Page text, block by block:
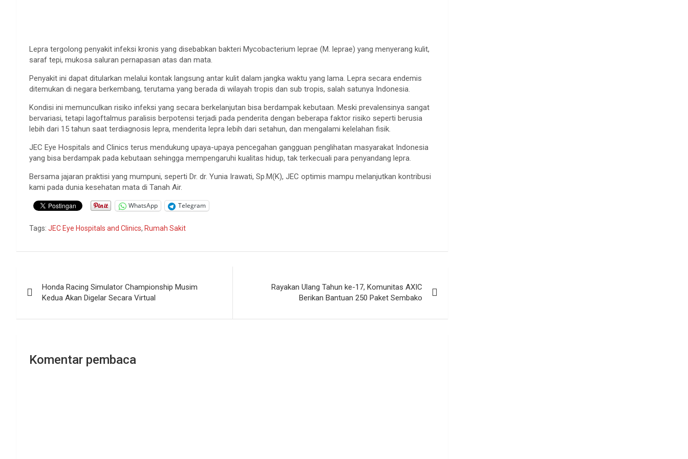
Lepra tergolong penyakit infeksi kronis yang disebabkan bakteri Mycobacterium leprae (M. leprae) yang menyerang kulit,
saraf tepi, mukosa saluran pernapasan atas dan mata.
Penyakit ini dapat ditularkan melalui kontak langsung antar kulit dalam jangka waktu yang lama. Lepra secara endemis
ditemukan di negara berkembang, terutama yang berada di wilayah tropis dan sub tropis, salah satunya Indonesia.
Kondisi ini memunculkan risiko infeksi yang secara berkelanjutan bisa berdampak kebutaan. Meski prevalensinya sangat
bervariasi, tetapi lagoftalmus paralisis berpotensi terjadi pada penderita dengan beberapa faktor risiko seperti berusia
lebih dari 15 tahun saat terdiagnosis lepra, menderita lepra lebih dari setahun, dan mengalami kelelahan fisik.
JEC Eye Hospitals and Clinics terus mendukung upaya-upaya pencegahan gangguan penglihatan masyarakat Indonesia
yang bisa berdampak pada kebutaan sehingga mempengaruhi kualitas hidup, tak terkecuali para penyandang lepra.
Bersama jajaran praktisi yang mumpuni, seperti Dr. dr. Yunia Irawati, Sp.M(K), JEC optimis mampu melanjutkan kontribusi
kami pada dunia kesehatan mata di Tanah Air.
WhatsApp Telegram
Tags: JEC Eye Hospitals and Clinics, Rumah Sakit
pos
Honda Racing Simulator Championship Musim
Kedua Akan Digelar Secara Virtual
Rayakan Ulang Tahun ke-17, Komunitas AXIC
Berikan Bantuan 250 Paket Sembako
Komentar pembaca